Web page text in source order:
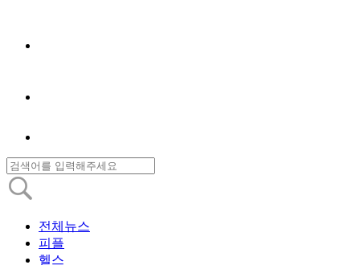
전체뉴스
피플
헬스